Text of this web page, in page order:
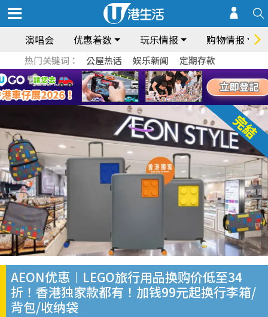
演唱会 优惠着数 玩乐情报 购物情报
热门关键词： 公屋热话 娱乐新闻 定期存款
AEON优惠︱LEGO旅行用品换购价低至34
折！香港独家款都有！加钱99元起换行李箱/
背包/收纳袋